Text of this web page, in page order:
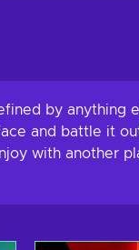
by
and battle it
with another